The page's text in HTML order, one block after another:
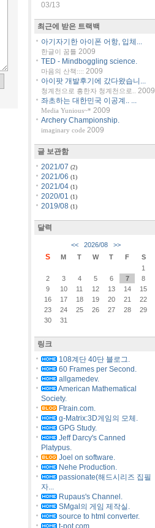
03/13
최근에 받은 트랙백
아기자기한 아이폰 어항, 입체...
한글이 꿈틀 2009
TED - Mindboggling science.
마음의 산책:::: 2009
아이팟 개발후기에 갔다왔습니...
청계천으로 흥한자 청계천으로..
2009
좌초하는 대한민국 이공계.. ...
Media Yunious~* 2009
Archery Championship.
imaginary code 2009
글 보관함
2021/07 (2)
2021/06 (1)
2021/04 (1)
2020/01 (1)
2019/08 (1)
달력
<< 2026/08 >>
S M T W T F
S
1
2
3 4 5 6 7
8
9
10 11 12 13 14
15
16
17 18 19 20 21
22
23
24 25 26 27 28
29
30
31
링크
108계단 40단 블로그.
60 Frames per Second.
allgamedev.
American Mathematical
Society.
Ftrain.com.
g-Matrix:3D게임의 모체.
GPG Study.
Jeff Darcy's Canned
Platypus.
Joel on software.
Nehe Production.
passionate(해드시리즈 집필
자...
Rupaus's Channel.
SMgal의 게임 제작실.
source to html converter.
t-pot.com.